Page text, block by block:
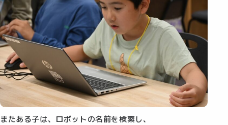
またある子は、ロボットの名前を検索し、